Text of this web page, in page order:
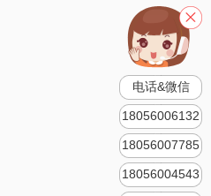
电话&微信
18056006132
18056007785
18056004543